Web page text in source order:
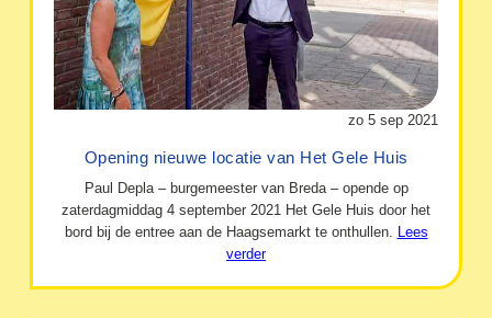
zo 5 sep 2021
Opening nieuwe locatie van Het Gele Huis
Paul Depla – burgemeester van Breda – opende op
zaterdagmiddag 4 september 2021 Het Gele Huis door het
bord bij de entree aan de Haagsemarkt te onthullen. Lees
verder